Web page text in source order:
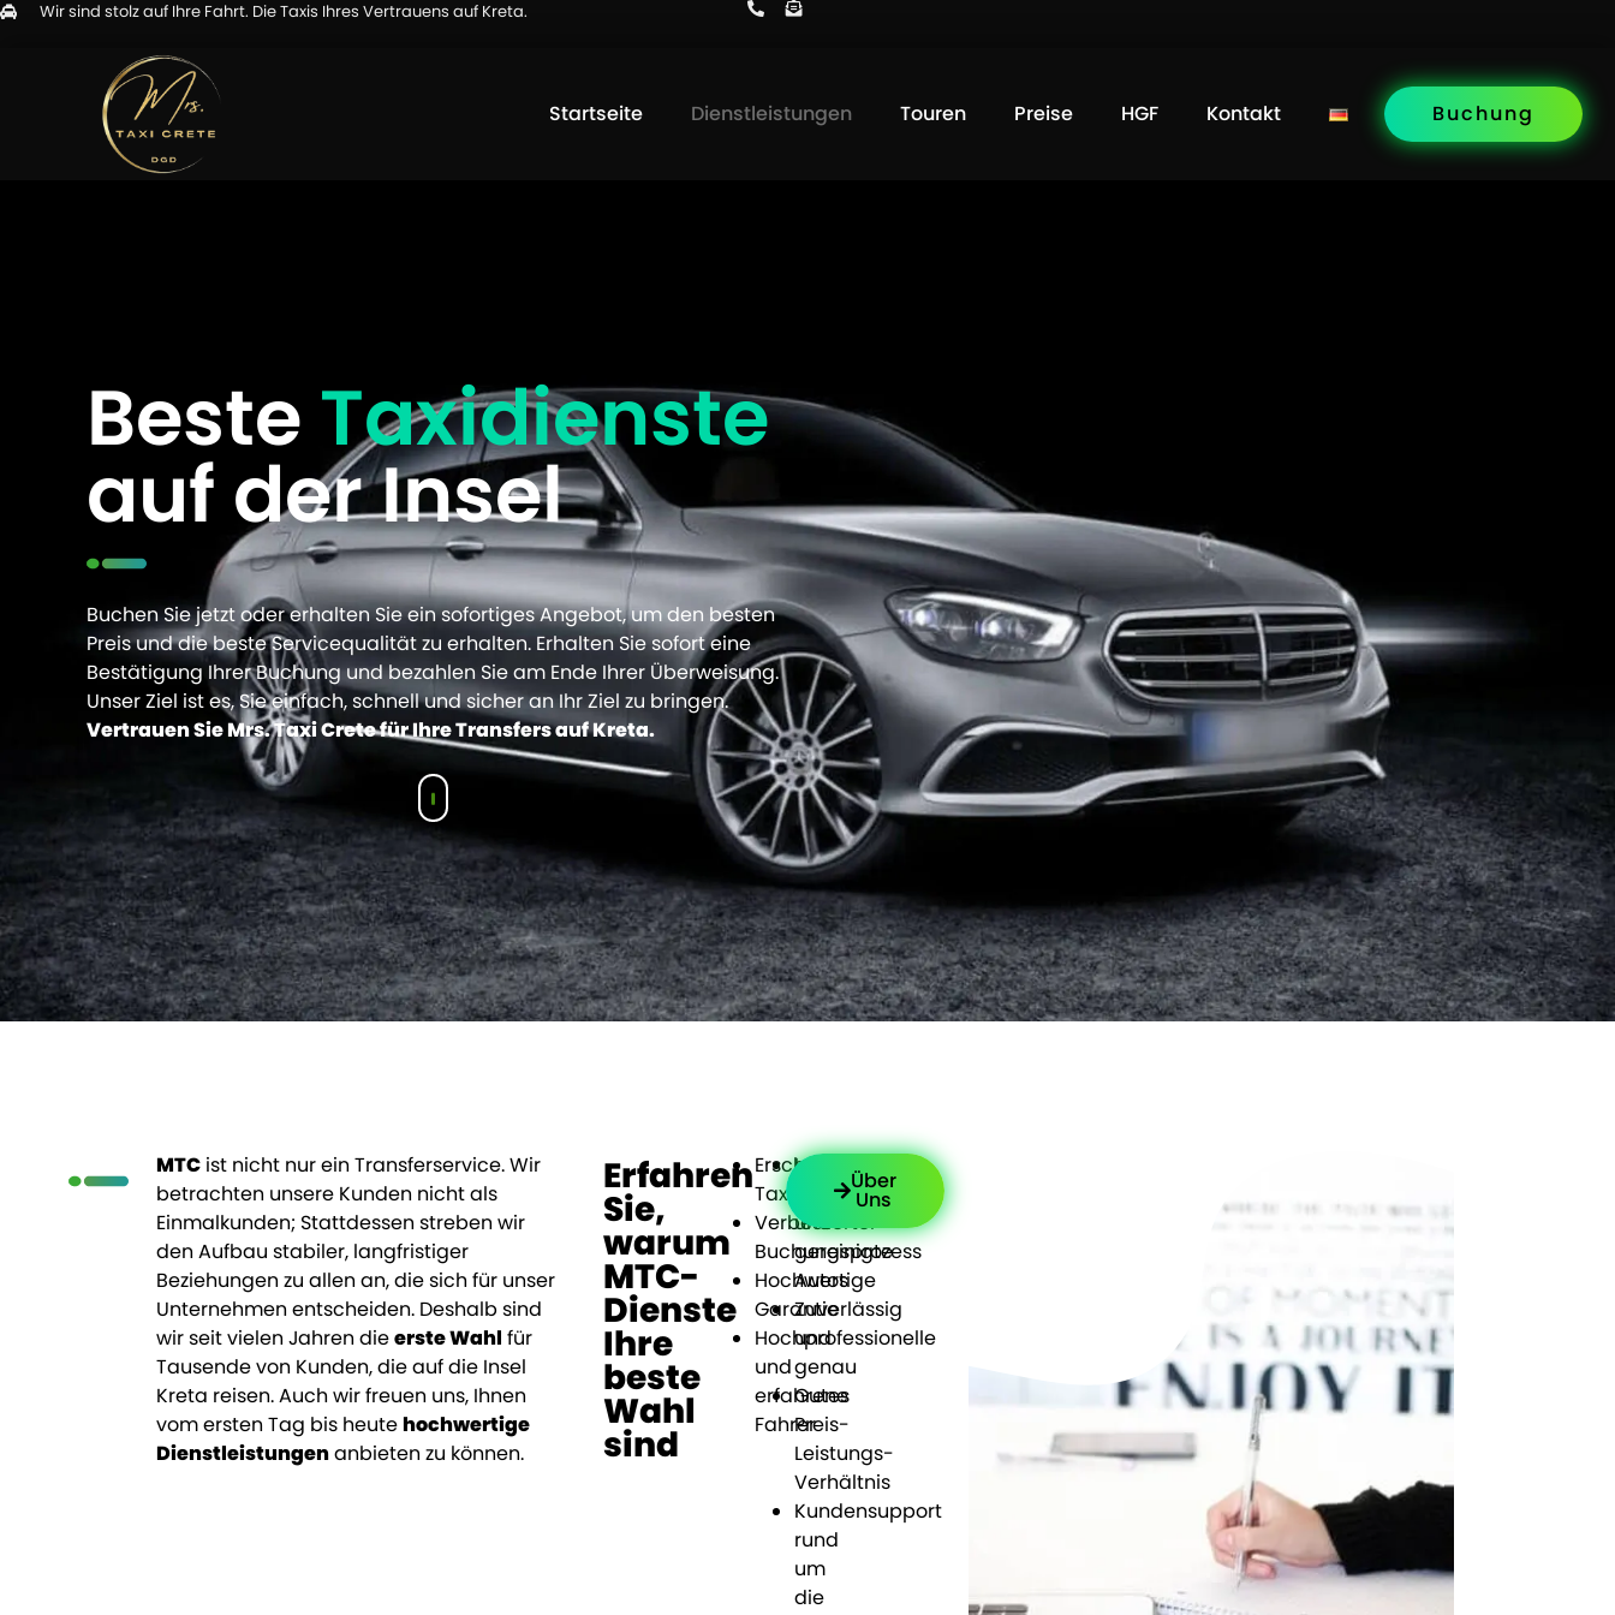
Wir sind stolz auf Ihre Fahrt. Die Taxis Ihres Vertrauens auf Kreta.
Startseite Dienstleistungen Touren Preise HGF Kontakt Buchung
Beste Taxidienste
auf der Insel
Buchen Sie jetzt oder erhalten Sie ein sofortiges Angebot, um den besten
Preis und die beste Servicequalität zu erhalten. Erhalten Sie sofort eine
Bestätigung Ihrer Buchung und bezahlen Sie am Ende Ihrer Überweisung.
Unser Ziel ist es, Sie einfach, schnell und sicher an Ihr Ziel zu bringen.
Vertrauen Sie Mrs. Taxi Crete für Ihre Transfers auf Kreta.
MTC ist nicht nur ein Transferservice. Wir
betrachten unsere Kunden nicht als
Einmalkunden; Stattdessen streben wir
den Aufbau stabiler, langfristiger
Beziehungen zu allen an, die sich für unser
Unternehmen entscheiden. Deshalb sind
wir seit vielen Jahren dieerste Wahl für
Tausende von Kunden, die auf die Insel
Kreta reisen. Auch wir freuen uns, Ihnen
vom ersten Tag bis heutehochwertige
Dienstleistungenanbieten zu können.
Erfahren
Sie,
warum
MTC-
Dienste
Ihre
beste
Wahl
sind
Erschwingliche
Taxipreise
Verbesserter
Buchungsprozess
Hochwertige
Garantie
Hochprofessionelle
und
erfahrene
Fahrer
Luxuriöse,
gepflegte
und
gereinigte
Autos
Zuverlässig
und
genau
Gutes
Preis-
Leistungs-
Verhältnis
Kundensupport
rund
um
die
Über
Uns